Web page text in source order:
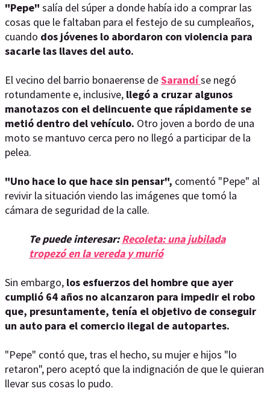
"Pepe" salía del súper a donde había ido a comprar las
cosas que le faltaban para el festejo de su cumpleaños,
cuando dos jóvenes lo abordaron con violencia para
sacarle las llaves del auto.
El vecino del barrio bonaerense deSarandíse negó
rotundamente e, inclusive, llegó a cruzar algunos
manotazos con el delincuente que rápidamente se
metió dentro del vehículo. Otro joven a bordo de una
moto se mantuvo cerca pero no llegó a participar de la
pelea.
"Uno hace lo que hace sin pensar", comentó "Pepe" al
revivir la situación viendo las imágenes que tomó la
cámara de seguridad de la calle.
Te puede interesar:Recoleta: una jubilada
tropezó en la vereda y murió
Sin embargo, los esfuerzos del hombre que ayer
cumplió 64 años no alcanzaron para impedir el robo
que, presuntamente, tenía el objetivo de conseguir
un auto para el comercio ilegal de autopartes.
"Pepe" contó que, tras el hecho, su mujer e hijos "lo
retaron", pero aceptó que la indignación de que le quieran
llevar sus cosas lo pudo.